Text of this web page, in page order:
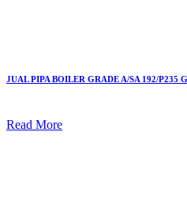
JUAL PIPA BOILER GRADE A/SA 192/P235
Read More